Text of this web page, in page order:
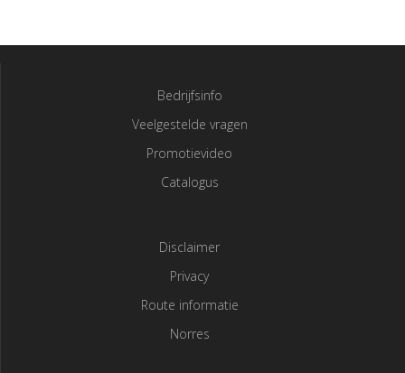
Bedrijfsinfo
Veelgestelde vragen
Promotievideo
Catalogus
Disclaimer
Privacy
Route informatie
Norres